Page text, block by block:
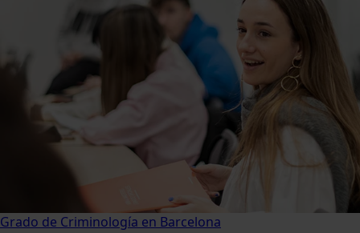
Grado de Criminología en Barcelona